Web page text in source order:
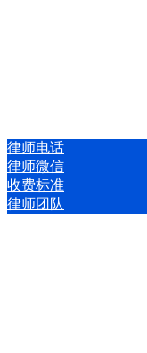
律师电话
律师微信
收费标准
律师团队